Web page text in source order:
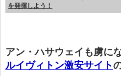
を発揮しよう！
アン・ハサウェイも虜に
ルイヴィトン激安サイト